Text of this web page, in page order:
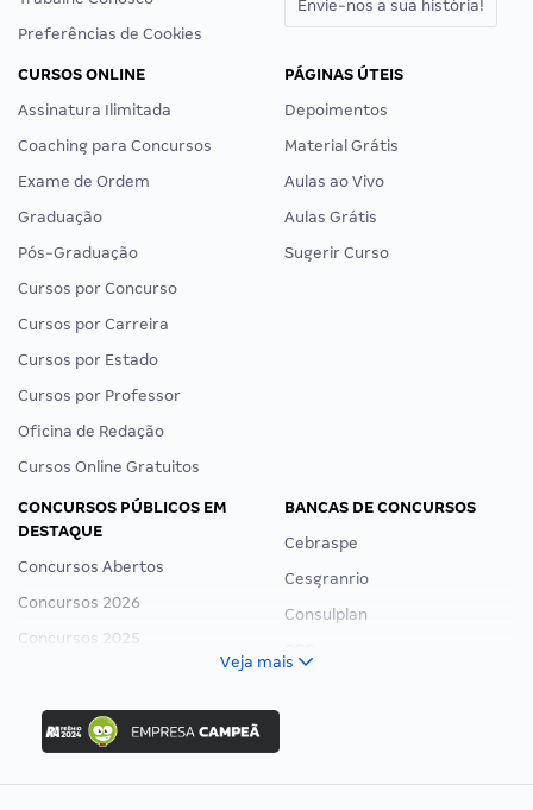
Preferências de Cookies
Envie-nos a sua história!
CURSOS ONLINE
Assinatura Ilimitada
Coaching para Concursos
Exame de Ordem
Graduação
Pós-Graduação
Cursos por Concurso
Cursos por Carreira
Cursos por Estado
Cursos por Professor
Oficina de Redação
Cursos Online Gratuitos
PÁGINAS ÚTEIS
Depoimentos
Material Grátis
Aulas ao Vivo
Aulas Grátis
Sugerir Curso
CONCURSOS PÚBLICOS EM
DESTAQUE
Concursos Abertos
Concursos 2026
Concursos 2025
Concurso Ibama
Concurso MPU
Editais publicados
BANCAS DE CONCURSOS
Cebraspe
Cesgranrio
Consulplan
Veja mais